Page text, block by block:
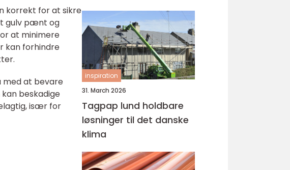
korrekt for at sikre
gulv pænt og
at minimere
kan forhindre
at bevare
beskadige
især for
inspiration
31. March 2026
Tagpap lund holdbare
løsninger til det danske
klima